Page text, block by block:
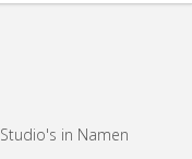
Studio's in Namen